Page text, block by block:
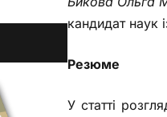
кандидат наук
Резюме
У статті